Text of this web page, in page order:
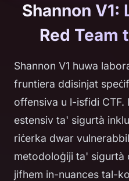
Shannon V1:
Red Team
Shannon V1 huwa
fruntiera ddisinjat
offensiva u l-isfidi
estensiv ta' sigurtà
riċerka dwar
metodoloġiji ta' sigurtà
jifhem in-nuances tal-